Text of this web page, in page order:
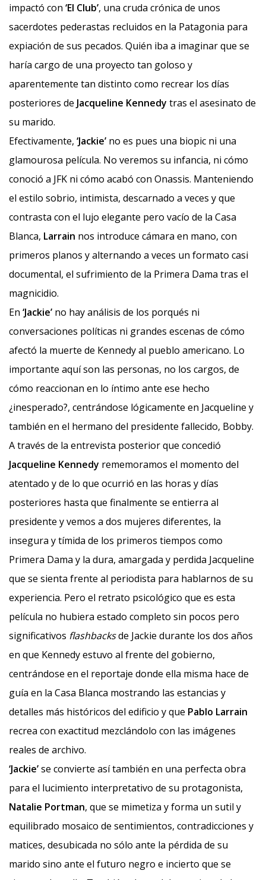
impactó con ‘El Club’, una cruda crónica de unos
sacerdotes pederastas recluidos en la Patagonia para
expiación de sus pecados. Quién iba a imaginar que se
haría cargo de una proyecto tan goloso y
aparentemente tan distinto como recrear los días
posteriores de Jacqueline Kennedy tras el asesinato de
su marido.
Efectivamente, ‘Jackie’ no es pues una biopic ni una
glamourosa película. No veremos su infancia, ni cómo
conoció a JFK ni cómo acabó con Onassis. Manteniendo
el estilo sobrio, intimista, descarnado a veces y que
contrasta con el lujo elegante pero vacío de la Casa
Blanca, Larrain nos introduce cámara en mano, con
primeros planos y alternando a veces un formato casi
documental, el sufrimiento de la Primera Dama tras el
magnicidio.
En ‘Jackie’ no hay análisis de los porqués ni
conversaciones políticas ni grandes escenas de cómo
afectó la muerte de Kennedy al pueblo americano. Lo
importante aquí son las personas, no los cargos, de
cómo reaccionan en lo íntimo ante ese hecho
¿inesperado?, centrándose lógicamente en Jacqueline y
también en el hermano del presidente fallecido, Bobby.
A través de la entrevista posterior que concedió
Jacqueline Kennedy rememoramos el momento del
atentado y de lo que ocurrió en las horas y días
posteriores hasta que finalmente se entierra al
presidente y vemos a dos mujeres diferentes, la
insegura y tímida de los primeros tiempos como
Primera Dama y la dura, amargada y perdida Jacqueline
que se sienta frente al periodista para hablarnos de su
experiencia. Pero el retrato psicológico que es esta
película no hubiera estado completo sin pocos pero
significativos flashbacksde Jackie durante los dos años
en que Kennedy estuvo al frente del gobierno,
centrándose en el reportaje donde ella misma hace de
guía en la Casa Blanca mostrando las estancias y
detalles más históricos del edificio y que Pablo Larrain
recrea con exactitud mezclándolo con las imágenes
reales de archivo.
‘Jackie’se convierte así también en una perfecta obra
para el lucimiento interpretativo de su protagonista,
Natalie Portman, que se mimetiza y forma un sutil y
equilibrado mosaico de sentimientos, contradicciones y
matices, desubicada no sólo ante la pérdida de su
marido sino ante el futuro negro e incierto que se